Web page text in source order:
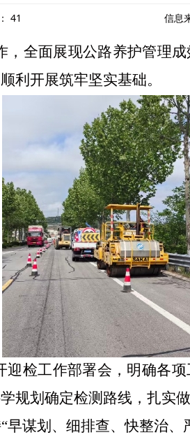
41 信息
全面展现公路养护管理
利开展筑牢坚实基础。
检工作部署会，明确各
规划确定检测路线，扎实
“早谋划、细排查、快整治